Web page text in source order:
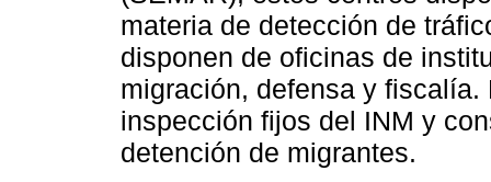
materia de detección de
disponen de oficinas de
migración, defensa y
inspección fijos del INM y
detención de migrantes.